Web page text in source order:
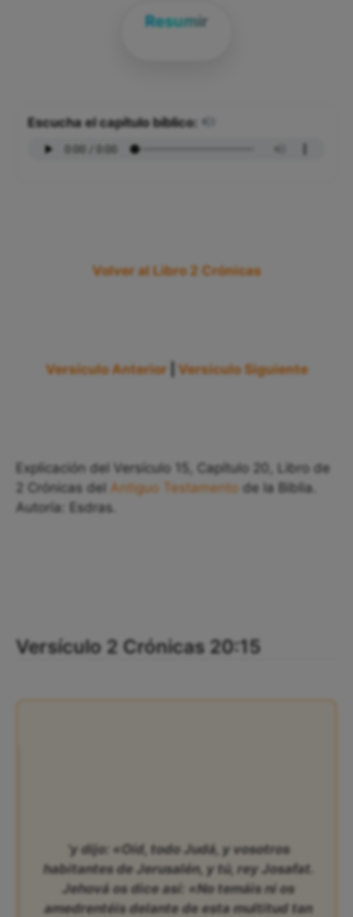
Resumir
Escucha el capítulo bíblico:
Volver al Libro 2 Crónicas
Versículo Anterior Versículo Siguiente
Explicación del Versículo 15, Capítulo 20, Libro de
2 Crónicas del Antiguo Testamento de la Biblia.
Autoría: Esdras.
Versículo 2 Crónicas 20:15
‘y dijo: «Oíd, todo Judá, y vosotros
habitantes de Jerusalén, y tú, rey Josafat.
Jehová os dice así: «No temáis ni os
amedrentéis delante de esta multitud tan